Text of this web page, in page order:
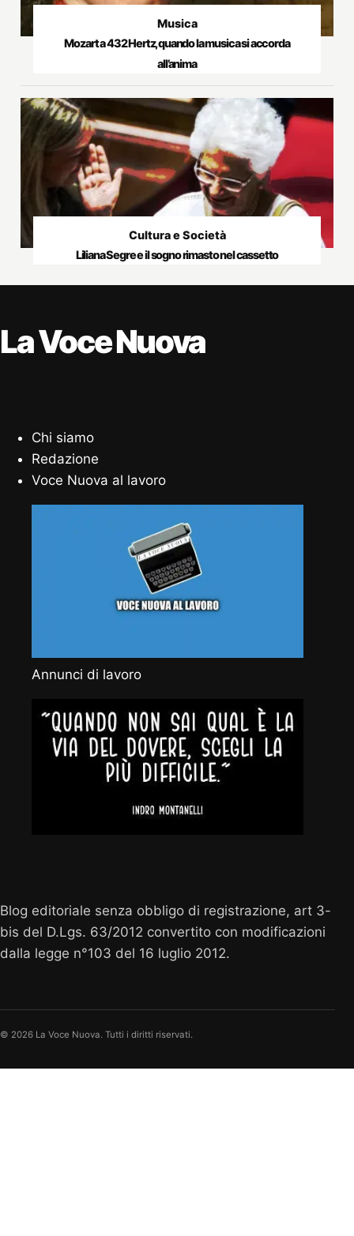
Musica
Mozart a 432 Hertz, quando la musica si accorda
all’anima
Cultura e Società
Liliana Segre e il sogno rimasto nel cassetto
La Voce Nuova
Chi siamo
Redazione
Voce Nuova al lavoro
Annunci di lavoro
Blog editoriale senza obbligo di registrazione, art 3-
bis del D.Lgs. 63/2012 convertito con modificazioni
dalla legge n°103 del 16 luglio 2012.
© 2026 La Voce Nuova. Tutti i diritti riservati.